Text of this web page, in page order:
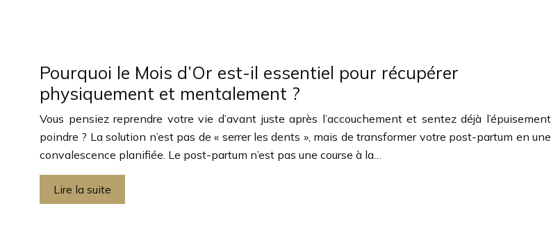
Pourquoi le Mois d’Or est-il essentiel pour récupérer
physiquement et mentalement ?
Vous pensiez reprendre votre vie d’avant juste après l’accouchement et sentez déjà l’épuisement
poindre ? La solution n’est pas de « serrer les dents », mais de transformer votre post-partum en une
convalescence planifiée. Le post-partum n’est pas une course à la…
Lire la suite